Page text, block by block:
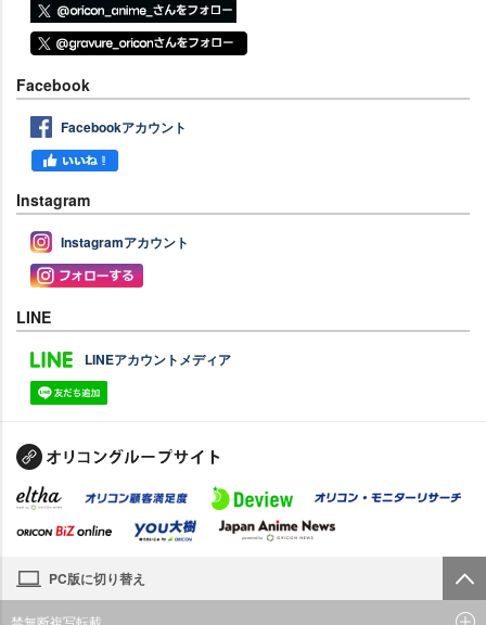
Facebook
Facebookアカウント
Instagram
Instagramアカウント
LINE
LINEアカウントメディア
PC版に切り替え
禁無断複写転載